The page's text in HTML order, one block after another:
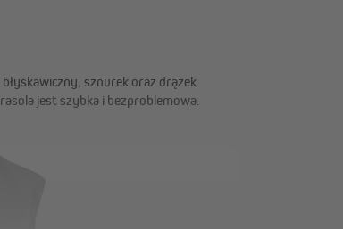
sznurek oraz drążek
jest szybka i bezproblemowa.